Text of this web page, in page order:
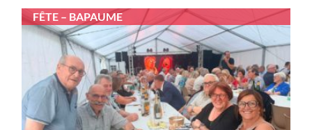
FÊTE – BAPAUME